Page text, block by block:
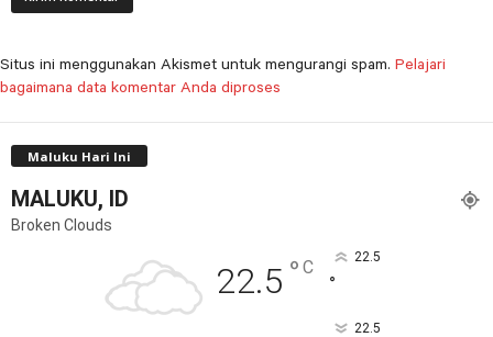
Situs ini menggunakan Akismet untuk mengurangi spam. Pelajari
bagaimana data komentar Anda diproses
Maluku Hari Ini
MALUKU, ID
Broken Clouds
22.5 ° C 22.5
°
22.5